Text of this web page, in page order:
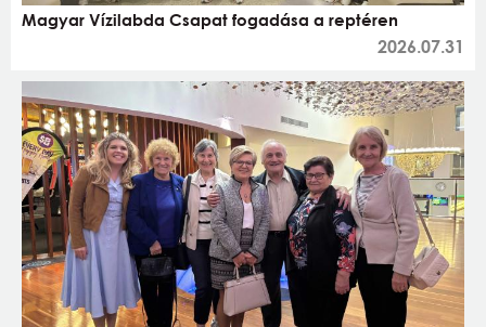
Magyar Vízilabda Csapat fogadása a reptéren
2026.07.31